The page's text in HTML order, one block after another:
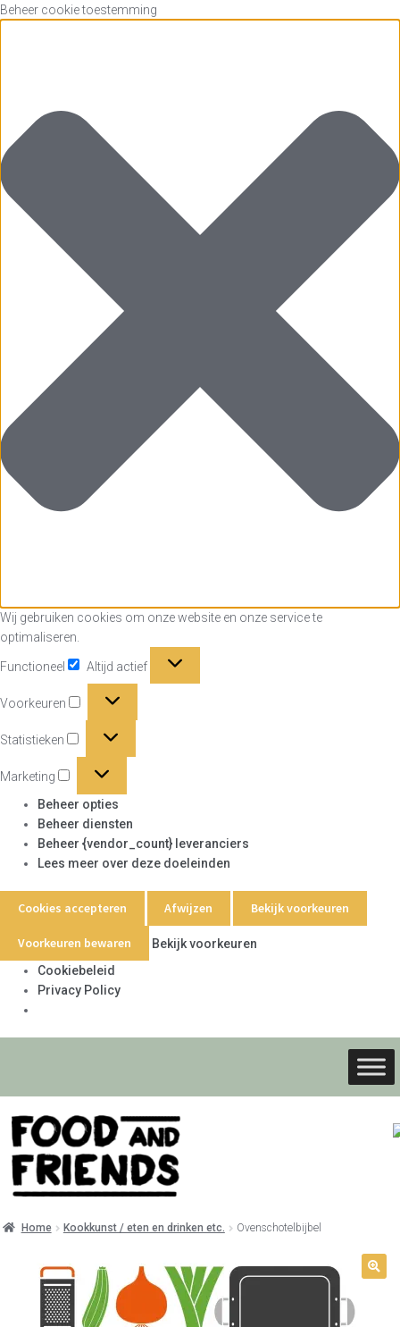
Beheer cookie toestemming
Wij gebruiken cookies om onze website en onze service te
optimaliseren.
Functioneel Altijd actief
Voorkeuren
Statistieken
Marketing
Marketing
Beheer opties
Beheer diensten
Beheer {vendor_count} leveranciers
Lees meer over deze doeleinden
Cookies accepteren Afwijzen Bekijk voorkeuren
Voorkeuren bewaren
Bekijk voorkeuren
Cookiebeleid
Privacy Policy
Ga
door
naar
Ga
naar
de
Home Kookkunst / eten en drinken etc. Ovenschotelbijbel